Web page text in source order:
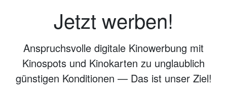
Jetzt werben!
Anspruchsvolle digitale Kinowerbung mit
Kinospots und Kinokarten zu unglaublich
günstigen Konditionen — Das ist unser Ziel!